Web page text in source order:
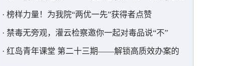
· 榜样力量！为我院“两优一先”获得者点赞
· 禁毒无旁观，灌云检察邀你一起对毒品说“不”
· 红岛青年课堂 第二十三期——解锁高质效办案的